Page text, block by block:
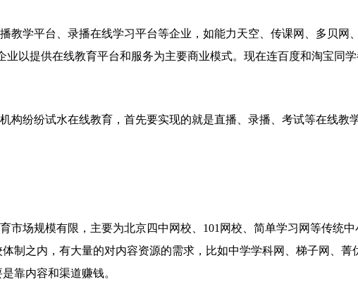
学平台、录播在线学习平台等企业，如能力天空、传课网、多贝网、
以提供在线教育平台和服务为主要商业模式。现在连百度和淘宝同
纷纷试水在线教育，首先要实现的就是直播、录播、考试等在线教
场规模有限，主要为北京四中网校、101网校、简单学习网等传统中
制之内，有大量的对内容资源的需求，比如中学学科网、梯子网、菁
靠内容和渠道赚钱。